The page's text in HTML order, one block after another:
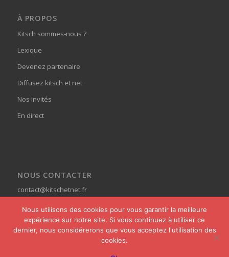
À PROPOS
Kitsch sommes-nous ?
Lexique
Devenez partenaire
Diffusez kitsch et net
Nos invités
En direct
NOUS CONTACTER
contact@kitschetnet.fr
powered by Enfold WordPress Theme
Nous utilisons des cookies pour vous garantir la meilleure
expérience sur notre site. Si vous continuez à utiliser ce
dernier, nous considérerons que vous acceptez l'utilisation des
cookies.